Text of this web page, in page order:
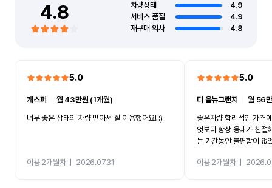
4.8 차량상태
4.9
서비스 품질
4.9
재구매 의사
4.8
5.0
캐스퍼
월 43만원 (1개월)
너무 좋은 상태의 차량 받아서 잘 이용했어요! :)
이용 2개월차ㅣ 2026.07.31
5.0
디 올뉴그랜저 ㅣ월 56
좋은차량 합리적인 가격
엇보다 항상 응대가 친절
는 기간동안 불편함이 없
카 렌트 고민없이 강추합
이용 2개월차ㅣ